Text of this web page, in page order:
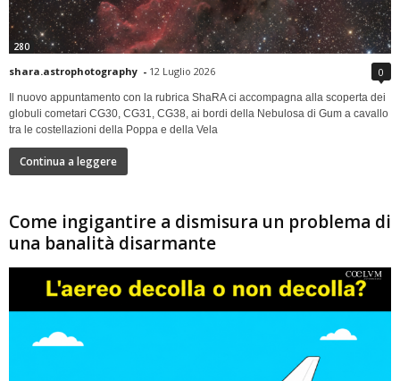
280
shara.astrophotography - 12 Luglio 2026 0
Il nuovo appuntamento con la rubrica ShaRA ci accompagna alla scoperta dei
globuli cometari CG30, CG31, CG38, ai bordi della Nebulosa di Gum a cavallo
tra le costellazioni della Poppa e della Vela
Continua a leggere
Come ingigantire a dismisura un problema di
una banalità disarmante